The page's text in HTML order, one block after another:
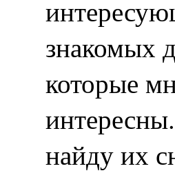
знакомых
которые
найду их